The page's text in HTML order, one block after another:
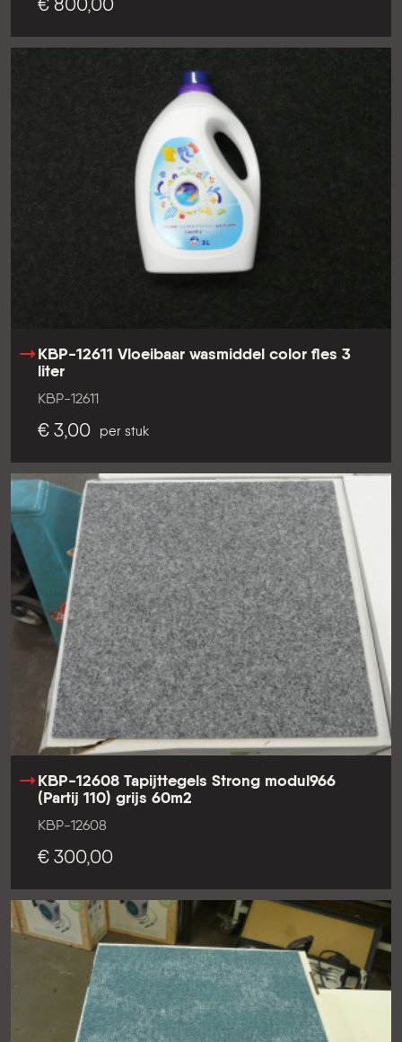
€ 800,00
KBP-12611 Vloeibaar wasmiddel color fles 3
liter
KBP-12611
€ 3,00 per stuk
KBP-12608 Tapijttegels Strong modul966
(Partij 110) grijs 60m2
KBP-12608
€ 300,00